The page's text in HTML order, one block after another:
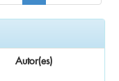
Autor(es)